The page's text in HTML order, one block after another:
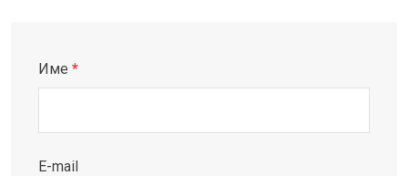
Име *
E-mail